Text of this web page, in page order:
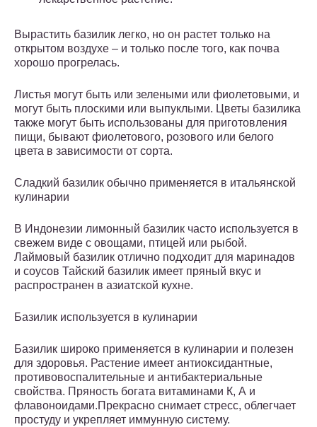
Вырастить базилик легко, но он растет только на
открытом воздухе – и только после того, как почва
хорошо прогрелась.
Листья могут быть или зелеными или фиолетовыми, и
могут быть плоскими или выпуклыми. Цветы базилика
также могут быть использованы для приготовления
пищи, бывают фиолетового, розового или белого
цвета в зависимости от сорта.
Сладкий базилик обычно применяется в итальянской
кулинарии
В Индонезии лимонный базилик часто используется в
свежем виде с овощами, птицей или рыбой.
Лаймовый базилик отлично подходит для маринадов
и соусов Тайский базилик имеет пряный вкус и
распространен в азиатской кухне.
Базилик используется в кулинарии
Базилик широко применяется в кулинарии и полезен
для здоровья. Растение имеет антиоксидантные,
противовоспалительные и антибактериальные
свойства. Пряность богата витаминами К, А и
флавоноидами.Прекрасно снимает стресс, облегчает
простуду и укрепляет иммунную систему.